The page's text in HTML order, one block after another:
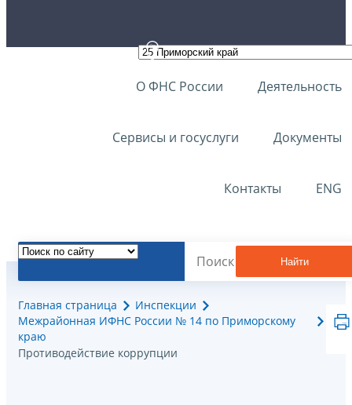
О ФНС России Деятельность
Сервисы и госуслуги Документы
Контакты ENG
Найти
Главная страница
Инспекции
Межрайонная ИФНС России № 14 по Приморскому
краю
Противодействие коррупции